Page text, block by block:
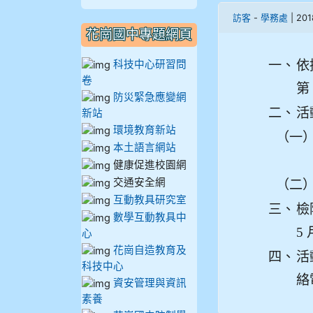
910呂芃澔
911張 婷
914王苡澄
訪客- 學務處 |
一、 依
第
二、 活
（一
（二
三、 檢
5
四、 活
絡
花崗國中專題網頁
科技中心研習問
卷
防災緊急應變網
新站
環境教育新站
本土語言網站
健康促進校園網
交通安全網
互動教具研究室
數學互動教具中
心
花崗自造教育及
科技中心
資安管理與資訊
素養